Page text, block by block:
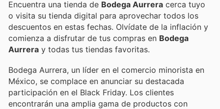
Encuentra una tienda de Bodega Aurrera cerca tuyo
o visita su tienda digital para aprovechar todos los
descuentos en estas fechas. Olvídate de la inflación y
comienza a disfrutar de tus compras en Bodega
Aurrera y todas tus tiendas favoritas.
Bodega Aurrera, un líder en el comercio minorista en
México, se complace en anunciar su destacada
participación en el Black Friday. Los clientes
encontrarán una amplia gama de productos con